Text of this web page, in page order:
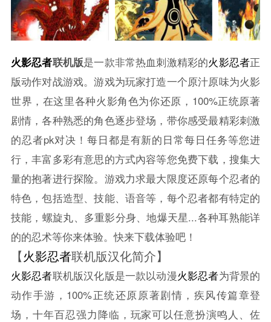
火影忍者联机版是一款非常热血刺激精彩的火影忍者正
版动作对战游戏。游戏为玩家打造一个原汁原味为火影
世界，在这里各种火影角色为你还原，100%正统原著
剧情，各种熟悉的角色逐步登场，带你感受最精彩刺激
的忍者pk对决！每日都是有新的日常每日任务等您进
行，丰富多彩有意思的方式內容等您免费下载，搜集大
量的抱著进行探险。游戏力求最大限度还原每个忍者的
特色，包括造型、技能、语音等，每个忍者都有特定的
技能，螺旋丸、多重影分身、地爆天星...各种耳熟能详
的的忍术等你来体验。快来下载体验吧！
【火影忍者联机版汉化简介】
火影忍者联机版汉化版是一款以动漫火影忍者为背景的
动作手游，100%正统还原原著剧情，疾风传篇章登
场，十年百忍强力降临，玩家可以任意扮演鸣人、佐